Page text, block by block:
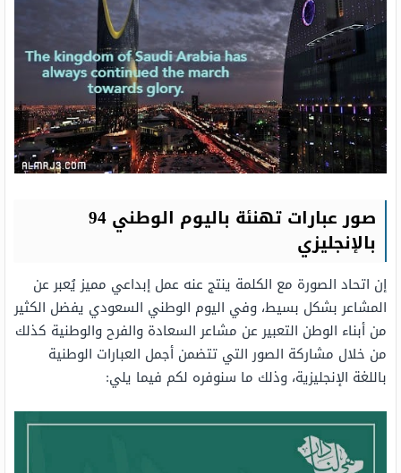
صور عبارات تهنئة باليوم الوطني 94
بالإنجليزي
إن اتحاد الصورة مع الكلمة ينتج عنه عمل إبداعي مميز يُعبر عن
المشاعر بشكل بسيط، وفي اليوم الوطني السعودي يفضل الكثير
من أبناء الوطن التعبير عن مشاعر السعادة والفرح والوطنية كذلك
من خلال مشاركة الصور التي تتضمن أجمل العبارات الوطنية
باللغة الإنجليزية، وذلك ما سنوفره لكم فيما يلي: